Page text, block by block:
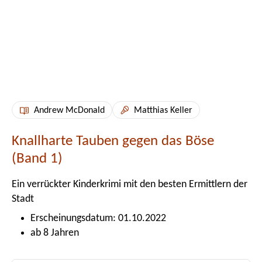
Andrew McDonald Matthias Keller
Knallharte Tauben gegen das Böse
(Band 1)
Ein verrückter Kinderkrimi mit den besten Ermittlern der
Stadt
Erscheinungsdatum: 01.10.2022
ab 8 Jahren